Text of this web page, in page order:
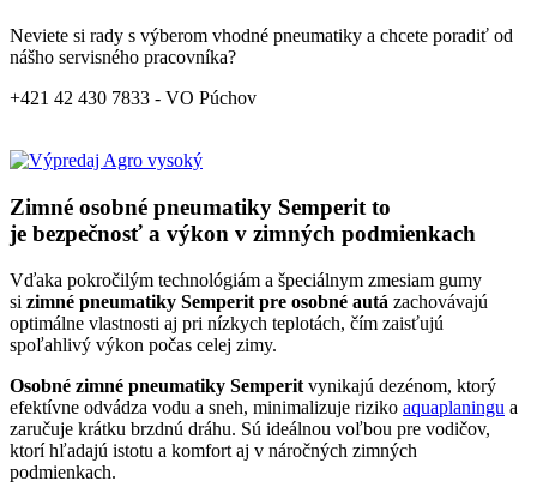
Neviete si rady s výberom vhodné pneumatiky a chcete poradiť od
nášho servisného pracovníka?
+421 42 430 7833 - VO Púchov
Zimné osobné pneumatiky Semperit to
je bezpečnosť a výkon v zimných podmienkach
Vďaka pokročilým technológiám a špeciálnym zmesiam gumy
si zimné pneumatiky Semperit pre osobné autá zachovávajú
optimálne vlastnosti aj pri nízkych teplotách, čím zaisťujú
spoľahlivý výkon počas celej zimy.
Osobné zimné pneumatiky Semperit vynikajú dezénom, ktorý
efektívne odvádza vodu a sneh, minimalizuje riziko aquaplaningu a
zaručuje krátku brzdnú dráhu. Sú ideálnou voľbou pre vodičov,
ktorí hľadajú istotu a komfort aj v náročných zimných
podmienkach.